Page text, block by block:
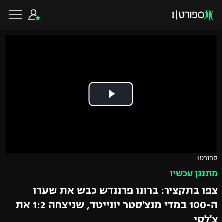
ליגיונרים
גביע המדינה
ליגה אירופית
ליגה אנגלית
כדורסל ישראלי
ליגה לאומית
כדורסל עולמי
NBA
ספורט1
מתנגן עכשיו
צפו בתקציר: ברונו פרננדש כבש את שערו
ה-100 במדי מנצ'סטר יונייטד, שניצחה 1:2 את
צ'לסי